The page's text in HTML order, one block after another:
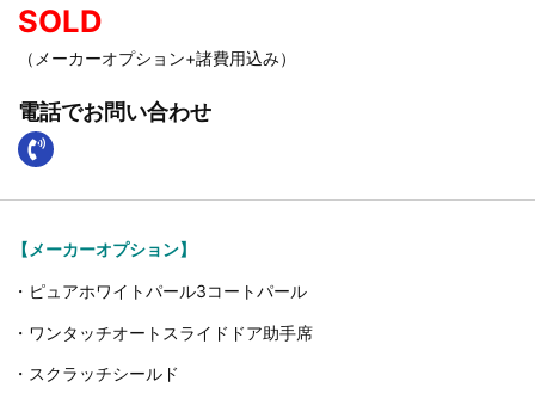
SOLD
（メーカーオプション+諸費用込み）
電話でお問い合わせ
【メーカーオプション】
・ピュアホワイトパール3コートパール
・ワンタッチオートスライドドア助手席
・スクラッチシールド